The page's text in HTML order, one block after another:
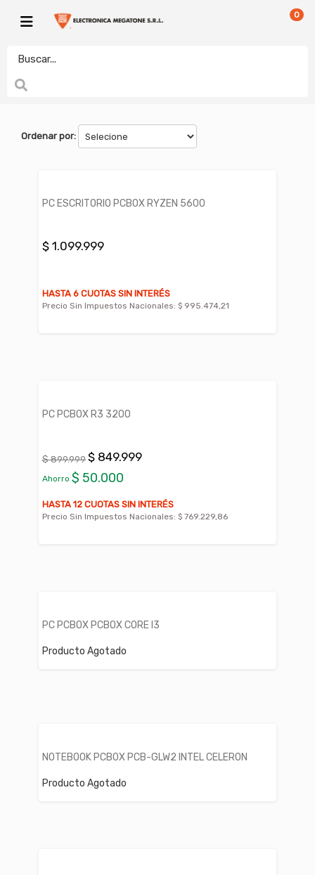
0
electronicamegatonesrl
Ordenar por:
PC ESCRITORIO PCBOX RYZEN 5600
$ 1.099.999
HASTA 6 CUOTAS SIN INTERÉS
Precio Sin Impuestos Nacionales: $ 995.474,21
PC PCBOX R3 3200
$ 899.999 $ 849.999
Ahorro $ 50.000
HASTA 12 CUOTAS SIN INTERÉS
Precio Sin Impuestos Nacionales: $ 769.229,86
PC PCBOX PCBOX CORE I3
Producto Agotado
NOTEBOOK PCBOX PCB-GLW2 INTEL CELERON
Producto Agotado